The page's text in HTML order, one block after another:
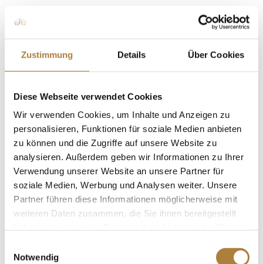
Zustimmung Details Über Cookies
Diese Webseite verwendet Cookies
Wir verwenden Cookies, um Inhalte und Anzeigen zu
personalisieren, Funktionen für soziale Medien anbieten
zu können und die Zugriffe auf unsere Website zu
analysieren. Außerdem geben wir Informationen zu Ihrer
Verwendung unserer Website an unsere Partner für
soziale Medien, Werbung und Analysen weiter. Unsere
Partner führen diese Informationen möglicherweise mit
weiteren Daten zusammen, die Sie ihnen bereitgestellt
Notwendig
Weitere News
Bundestrainertag
Zur Bildergalerie
Spenden
Jede Spende zählt!
Aktuelle News